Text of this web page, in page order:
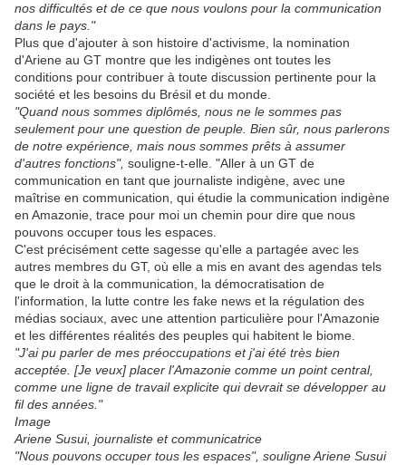
nos difficultés et de ce que nous voulons pour la communication
dans le pays."
Plus que d'ajouter à son histoire d'activisme, la nomination
d'Ariene au GT montre que les indigènes ont toutes les
conditions pour contribuer à toute discussion pertinente pour la
société et les besoins du Brésil et du monde.
"Quand nous sommes diplômés, nous ne le sommes pas
seulement pour une question de peuple. Bien sûr, nous parlerons
de notre expérience, mais nous sommes prêts à assumer
d'autres fonctions", souligne-t-elle. "Aller à un GT de
communication en tant que journaliste indigène, avec une
maîtrise en communication, qui étudie la communication indigène
en Amazonie, trace pour moi un chemin pour dire que nous
pouvons occuper tous les espaces.
C'est précisément cette sagesse qu'elle a partagée avec les
autres membres du GT, où elle a mis en avant des agendas tels
que le droit à la communication, la démocratisation de
l'information, la lutte contre les fake news et la régulation des
médias sociaux, avec une attention particulière pour l'Amazonie
et les différentes réalités des peuples qui habitent le biome.
"J'ai pu parler de mes préoccupations et j'ai été très bien
acceptée. [Je veux] placer l'Amazonie comme un point central,
comme une ligne de travail explicite qui devrait se développer au
fil des années."
Image
Ariene Susui, journaliste et communicatrice
"Nous pouvons occuper tous les espaces", souligne Ariene Susui